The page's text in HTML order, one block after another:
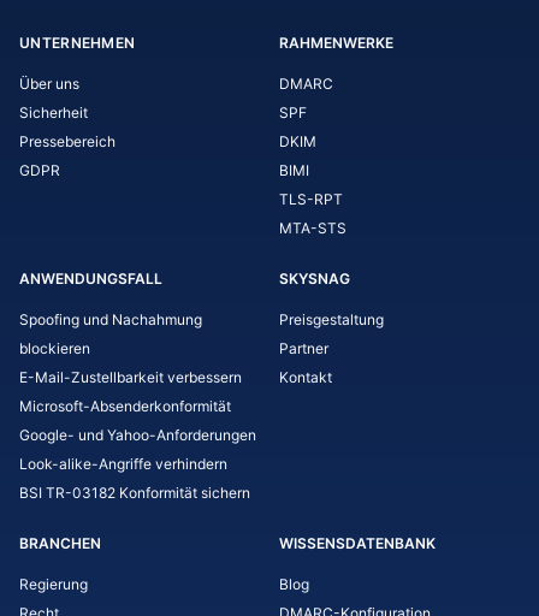
UNTERNEHMEN
Über uns
Sicherheit
Pressebereich
GDPR
RAHMENWERKE
DMARC
SPF
DKIM
BIMI
TLS-RPT
MTA-STS
ANWENDUNGSFALL
Spoofing und Nachahmung
blockieren
E-Mail-Zustellbarkeit verbessern
Microsoft-Absenderkonformität
Google- und Yahoo-Anforderungen
Look-alike-Angriffe verhindern
BSI TR-03182 Konformität sichern
SKYSNAG
Preisgestaltung
Partner
Kontakt
BRANCHEN
Regierung
Recht
WISSENSDATENBANK
Blog
DMARC-Konfiguration